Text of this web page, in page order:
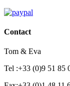
Contact
Tom & Eva
Tel :+33 (0)9 51 85